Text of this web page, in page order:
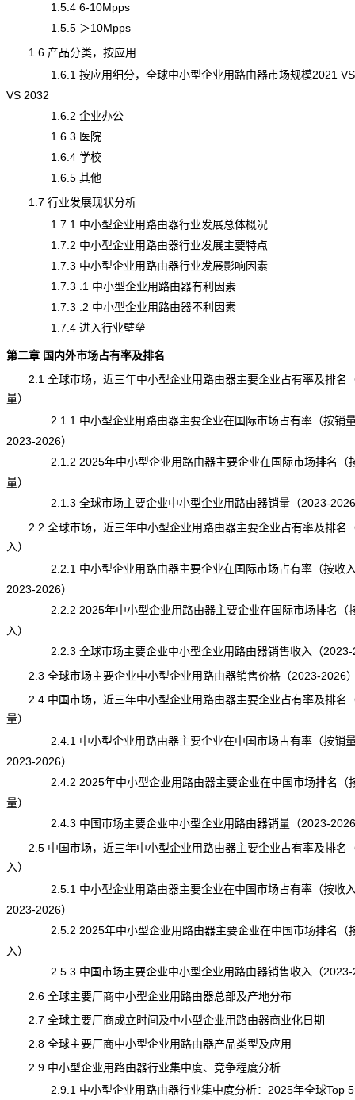
1.5.4 6-10Mpps
1.5.5 ＞10Mpps
1.6 产品分类，按应用
1.6.1 按应用细分，全球中小型企业用路由器市场规模2021 VS
VS 2032
1.6.2 企业办公
1.6.3 医院
1.6.4 学校
1.6.5 其他
1.7 行业发展现状分析
1.7.1 中小型企业用路由器行业发展总体概况
1.7.2 中小型企业用路由器行业发展主要特点
1.7.3 中小型企业用路由器行业发展影响因素
1.7.3 .1 中小型企业用路由器有利因素
1.7.3 .2 中小型企业用路由器不利因素
1.7.4 进入行业壁垒
第二章 国内外市场占有率及排名
2.1 全球市场，近三年中小型企业用路由器主要企业占有率及排名
量）
2.1.1 中小型企业用路由器主要企业在国际市场占有率（按销
2023-2026）
2.1.2 2025年中小型企业用路由器主要企业在国际市场排名（
量）
2.1.3 全球市场主要企业中小型企业用路由器销量（2023-
2.2 全球市场，近三年中小型企业用路由器主要企业占有率及排名
入）
2.2.1 中小型企业用路由器主要企业在国际市场占有率（按收
2023-2026）
2.2.2 2025年中小型企业用路由器主要企业在国际市场排名（
入）
2.2.3 全球市场主要企业中小型企业用路由器销售收入（2023-
2.3 全球市场主要企业中小型企业用路由器销售价格（2023-2026
2.4 中国市场，近三年中小型企业用路由器主要企业占有率及排名
量）
2.4.1 中小型企业用路由器主要企业在中国市场占有率（按销
2023-2026）
2.4.2 2025年中小型企业用路由器主要企业在中国市场排名（
量）
2.4.3 中国市场主要企业中小型企业用路由器销量（2023-
2.5 中国市场，近三年中小型企业用路由器主要企业占有率及排名
入）
2.5.1 中小型企业用路由器主要企业在中国市场占有率（按收
2023-2026）
2.5.2 2025年中小型企业用路由器主要企业在中国市场排名（
入）
2.5.3 中国市场主要企业中小型企业用路由器销售收入（2023-
2.6 全球主要厂商中小型企业用路由器总部及产地分布
2.7 全球主要厂商成立时间及中小型企业用路由器商业化日期
2.8 全球主要厂商中小型企业用路由器产品类型及应用
2.9 中小型企业用路由器行业集中度、竞争程度分析
2.9.1 中小型企业用路由器行业集中度分析：2025年全球Top 5